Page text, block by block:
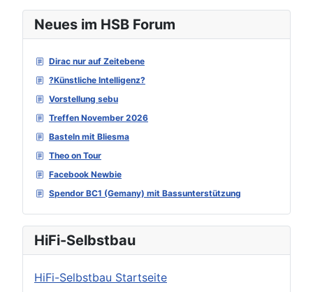
Neues im HSB Forum
Dirac nur auf Zeitebene
?Künstliche Intelligenz?
Vorstellung sebu
Treffen November 2026
Basteln mit Bliesma
Theo on Tour
Facebook Newbie
Spendor BC1 (Gemany) mit Bassunterstützung
HiFi-Selbstbau
HiFi-Selbstbau Startseite